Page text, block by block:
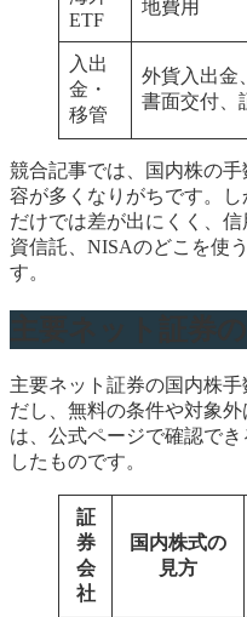
ETF
地費用
入出
金・
移管
外貨入出金
書面交付、
競合記事では、国内株の
容が多くなりがちです。
だけでは差が出にくく、
資信託、NISAのどこを使
す。
主要ネット証券の国内株
だし、無料の条件や対象
は、公式ページで確認で
したものです。
証
券
会
社
国内株式の
見方